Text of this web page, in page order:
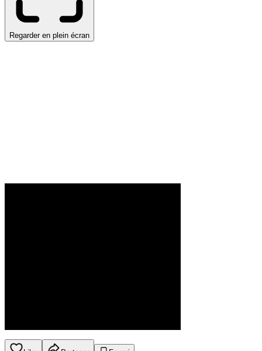
Regarder en plein écran